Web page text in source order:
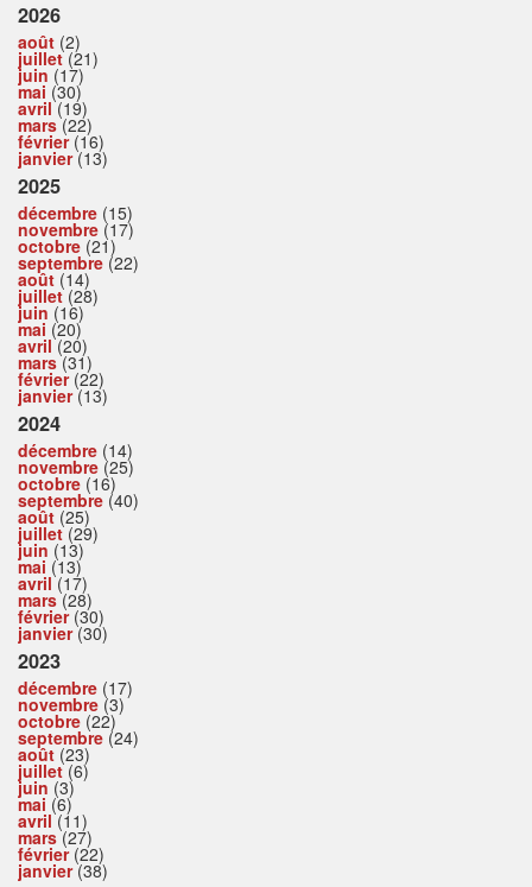
2026
août (2)
juillet(21)
juin (17)
mai (30)
avril(19)
mars(22)
février(16)
janvier(13)
2025
décembre (15)
novembre (17)
octobre (21)
septembre (22)
août (14)
juillet(28)
juin (16)
mai (20)
avril(20)
mars(31)
février(22)
janvier(13)
2024
décembre (14)
novembre (25)
octobre (16)
septembre (40)
août (25)
juillet(29)
juin (13)
mai (13)
avril(17)
mars(28)
février(30)
janvier(30)
2023
décembre (17)
novembre (3)
octobre (22)
septembre (24)
août (23)
juillet(6)
juin (3)
mai (6)
avril(11)
mars(27)
février(22)
janvier(38)